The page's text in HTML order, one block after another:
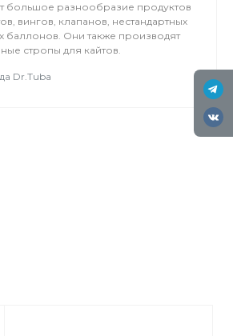
большое разнообразие продуктов
вингов, клапанов, нестандартных
баллонов. Они также производят
стропы для кайтов.
Dr.Tuba